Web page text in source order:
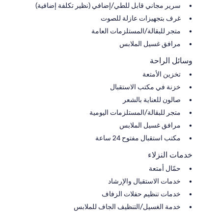
سرير مجاني قابل للطي/إضافي (نظير تكلفة إضافية)
غرف بتجهيزات عازلة للصوت
متجر للبقالة/المستلزمات العامة
مرافق غسيل الملابس
وسائل الراحة
تخزين الأمتعة
خزنة في مكتب الاستقبال
صالون للعناية بالشعر
متجر للبقالة/المستلزمات اليومية
مرافق غسيل الملابس
مكتب استقبال مفتوح 24 ساعة
خدمات النزلاء
حمّال أمتعة
خدمات الاستقبال والإرشاد
خدمات تنظيم حفلات الزفاف
خدمة الغسيل/التنظيف الجاف للملابس